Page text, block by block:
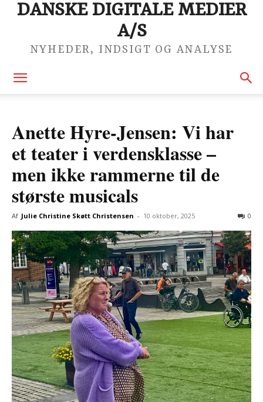
DANSKE DIGITALE MEDIER
A/S
NYHEDER, INDSIGT OG ANALYSE
Anette Hyre-Jensen: Vi har
et teater i verdensklasse –
men ikke rammerne til de
største musicals
Af Julie Christine Skøtt Christensen - 10 oktober, 2025 0